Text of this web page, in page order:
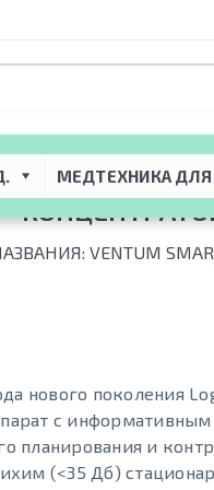
МЕДТЕХНИКА ДЛЯ
–
VENTUM
нового поколения
с
планирования и
(<35 Дб)